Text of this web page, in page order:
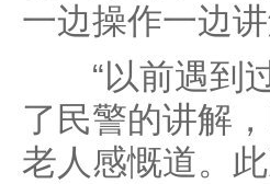
一边操作一边讲
“以前遇到过
了民警的讲解
老人感慨道。